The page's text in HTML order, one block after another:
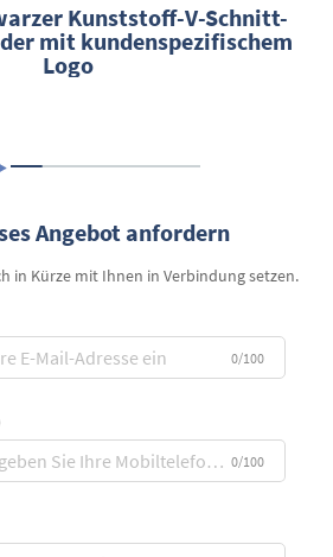
Kunststoff-V-Schnitt-
mit kundenspezifischem
Logo
Angebot anfordern
in Kürze mit Ihnen in Verbindung setzen.
0/100
0/100